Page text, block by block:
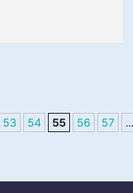
53 54 55 56 57
...